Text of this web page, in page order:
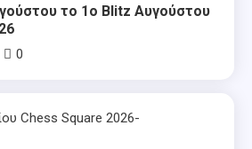
το 1ο Blitz Αυγούστου
0